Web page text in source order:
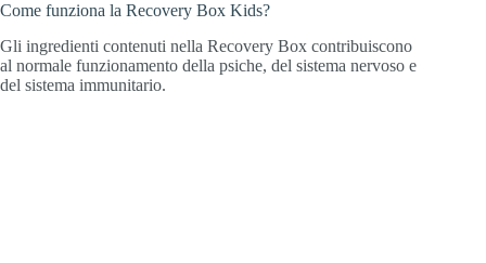
Come funziona la Recovery Box Kids?
Gli ingredienti contenuti nella Recovery Box contribuiscono
al normale funzionamento della psiche, del sistema nervoso e
del sistema immunitario.